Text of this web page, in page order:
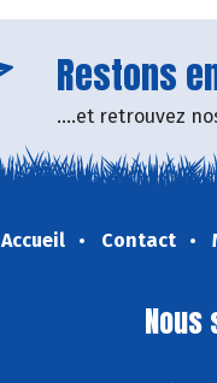
Restons
....et retrouvez
Accueil Contact